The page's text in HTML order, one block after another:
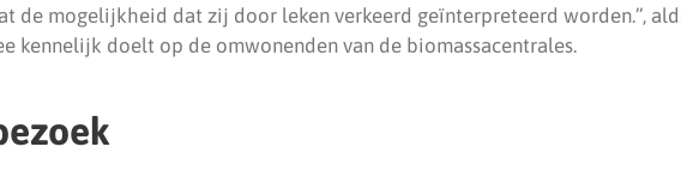
de mogelijkheid dat zij door leken verkeerd geïnterpreteerd worden.”,
kennelijk doelt op de omwonenden van de biomassacentrales.